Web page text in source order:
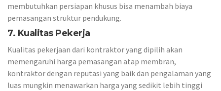
membutuhkan persiapan khusus bisa menambah biaya
pemasangan struktur pendukung.
7. Kualitas Pekerja
Kualitas pekerjaan dari kontraktor yang dipilih akan
memengaruhi harga pemasangan atap membran,
kontraktor dengan reputasi yang baik dan pengalaman yang
luas mungkin menawarkan harga yang sedikit lebih tinggi